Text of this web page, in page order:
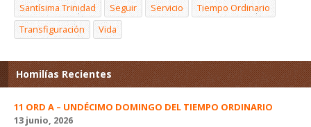
Santísima Trinidad
Seguir Servicio
Tiempo Ordinario
Transfiguración
Vida
Homilías Recientes
11 ORD A – UNDÉCIMO DOMINGO DEL TIEMPO ORDINARIO
13 junio, 2026